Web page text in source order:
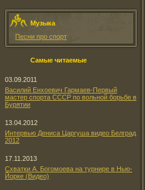
Музыка
Песни про спорт
Самые читаемые
03.09.2011
Василий Енхоевич Гармаев-Первый
мастер спорта СССР по вольной борьбе в
Бурятии
13.04.2012
Интервью Дениса Царгуша видео Белград
2012
17.11.2013
Схватки А. Богомоева на турнире в Нью-
Йорке (Видео)